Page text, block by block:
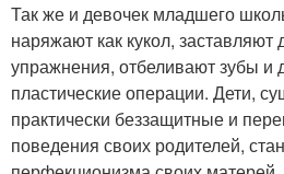
Так же и девочек младшего
наряжают как кукол, заставляют
упражнения, отбеливают зубы и
пластические операции. Дети,
практически беззащитные и
поведения своих родителей,